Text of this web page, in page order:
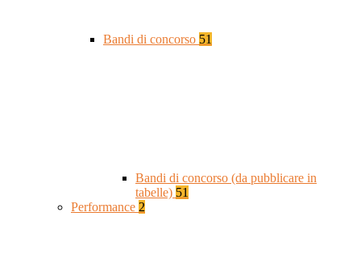
Bandi di concorso 51
Bandi di concorso (da pubblicare in
tabelle) 51
Performance 2